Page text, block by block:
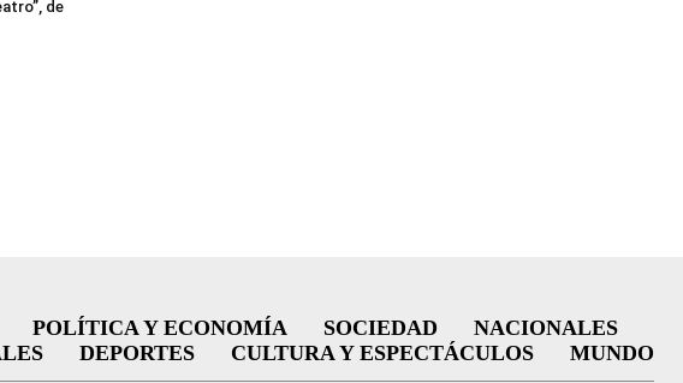
de
POLÍTICA Y ECONOMÍA SOCIEDAD
NACIONALES
DEPORTES CULTURA Y ESPECTÁCULOS MUNDO